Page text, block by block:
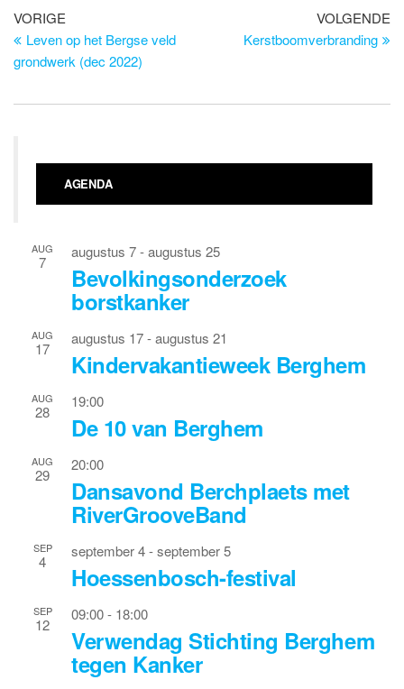
Bericht
navigatie
Vorig
bericht
VORIGE
Leven op het Bergse veld
grondwerk (dec 2022)
VOLGENDE
Kerstboomverbranding
AGENDA
AUG
7
augustus 7-augustus 25
Bevolkingsonderzoek
borstkanker
AUG
17
augustus 17-augustus 21
Kindervakantieweek Berghem
AUG
28
19:00
De 10 van Berghem
AUG
29
20:00
Dansavond Berchplaets met
RiverGrooveBand
SEP
4
september 4-september 5
Hoessenbosch-festival
SEP
12
09:00- 18:00
Verwendag Stichting Berghem
tegen Kanker